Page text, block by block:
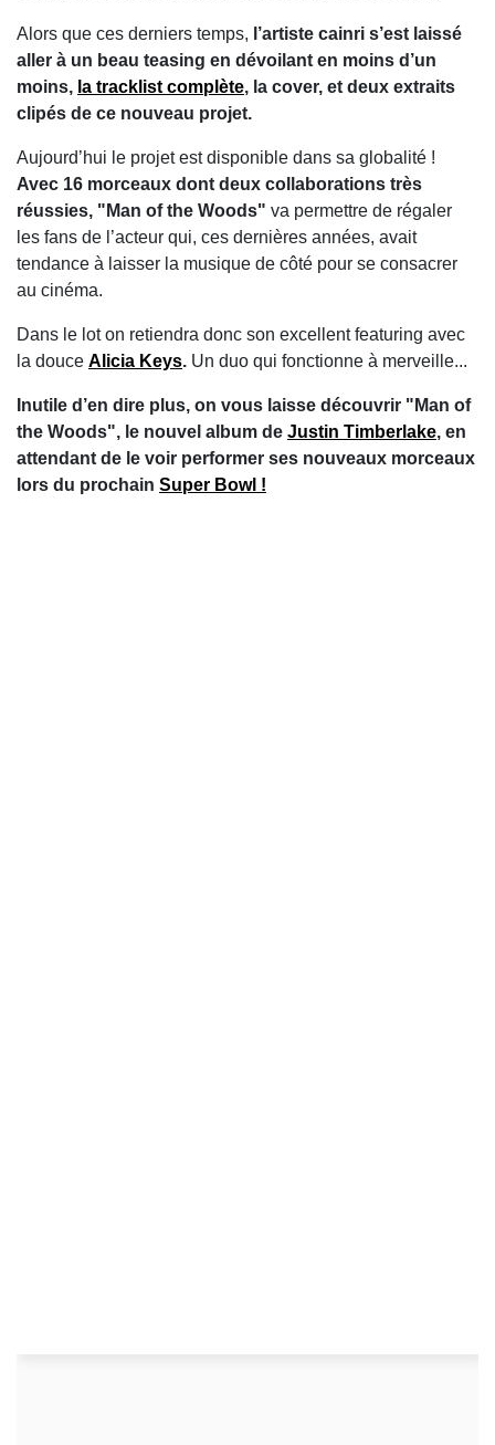
Alors que ces derniers temps, l’artiste cainri s’est laissé
aller à un beau teasing en dévoilant en moins d’un
moins, la tracklist complète, la cover, et deux extraits
clipés de ce nouveau projet.
Aujourd’hui le projet est disponible dans sa globalité !
Avec 16 morceaux dont deux collaborations très
réussies, "Man of the Woods" va permettre de régaler
les fans de l’acteur qui, ces dernières années, avait
tendance à laisser la musique de côté pour se consacrer
au cinéma.
Dans le lot on retiendra donc son excellent featuring avec
la douce Alicia Keys. Un duo qui fonctionne à merveille...
Inutile d’en dire plus, on vous laisse découvrir "Man of
the Woods", le nouvel album de Justin Timberlake, en
attendant de le voir performer ses nouveaux morceaux
lors du prochain Super Bowl !